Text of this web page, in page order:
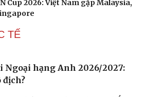
có chung kết trong mơ tại Ho
Vinh Hiển tạo chung kết trong
Open?